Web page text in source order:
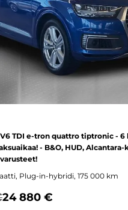
V6 TDI e-tron quattro tiptronic -
- B&O, HUD,
Plug-in-hybridi, 175 000 km
24 880 €